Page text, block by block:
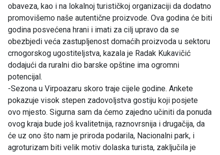
obaveza, kao i na lokalnoj turističkoj organizaciji da dodatno
promovišemo naše autentične proizvode. Ova godina će biti
godina posvećena hrani i imati za cilj upravo da se
obezbjedi veća zastupljenost domaćih proizvoda u sektoru
crnogorskog ugostiteljstva, kazala je Radak Kukavičić
dodajući da ruralni dio barske opštine ima ogromni
potencijal.
-Sezona u Virpoazaru skoro traje cijele godine. Ankete
pokazuje visok stepen zadovoljstva gostiju koji posjete
ovo mjesto. Sigurna sam da ćemo zajedno učiniti da ponuda
ovog kraja bude još kvalitetnija, raznovrsnija i drugačija, da
će uz ono što nam je priroda podarila, Nacionalni park, i
agroturizam biti velik motiv dolaska turista, zaključila je